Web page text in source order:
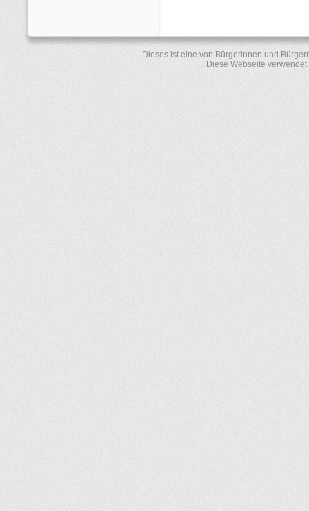
Dieses ist eine von Bürgerinnen und
Diese Webseite